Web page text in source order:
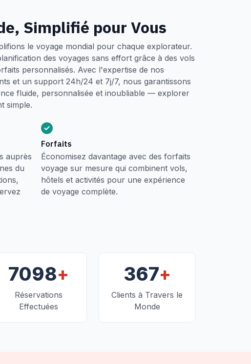
Simplifié pour Vous
le voyage mondial pour chaque explorateur.
des voyages sans effort grâce à des vols
personnalisés. Avec l'expertise de nos
et un support 24h/24 et 7j/7, nous garantissons
fluide, personnalisée et inoubliable — explorer
simple.
auprès
du
Forfaits
Économisez davantage avec des forfaits
voyage sur mesure qui combinent vols,
hôtels et activités pour une expérience
de voyage complète.
7098+
Réservations
Effectuées
367+
Clients à Travers le
Monde